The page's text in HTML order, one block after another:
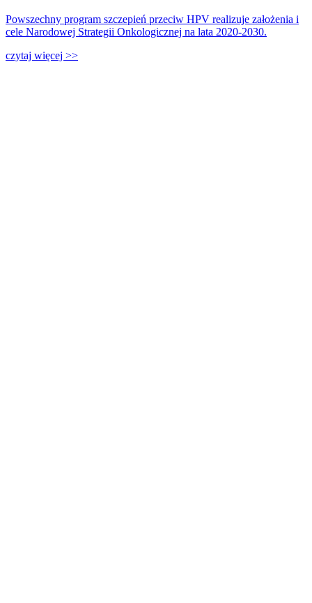
Powszechny program szczepień przeciw HPV realizuje założenia i
cele Narodowej Strategii Onkologicznej na lata 2020-2030.
czytaj więcej >>